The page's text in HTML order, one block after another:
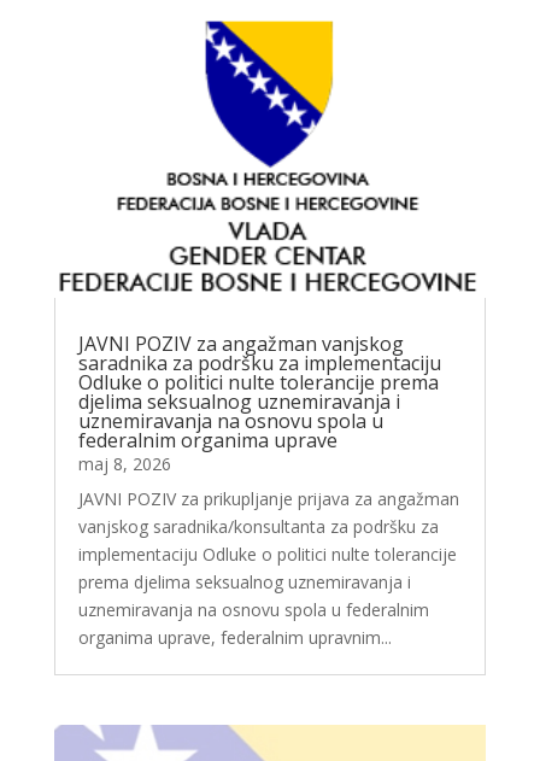
JAVNI POZIV za angažman vanjskog
saradnika za podršku za implementaciju
Odluke o politici nulte tolerancije prema
djelima seksualnog uznemiravanja i
uznemiravanja na osnovu spola u
federalnim organima uprave
maj 8, 2026
JAVNI POZIV za prikupljanje prijava za angažman
vanjskog saradnika/konsultanta za podršku za
implementaciju Odluke o politici nulte tolerancije
prema djelima seksualnog uznemiravanja i
uznemiravanja na osnovu spola u federalnim
organima uprave, federalnim upravnim...